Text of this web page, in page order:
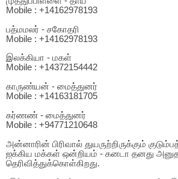
Mobile : +14162978193
பத்மமலர் - சகோதரி
Mobile : +14162978193
இலக்கியா - மகள்
Mobile : +14372154442
காருண்யன் - மைத்துனர்
Mobile : +14163181705
கர்ணண் - மைத்துனர்
Mobile : +94771210648
அன்னாரின் பிரிவால் துயருற்றிருக்கும்
ஐக்கிய மக்கள் ஒன்றியம் - கனடா தனது
தெரிவித்துக்கொள்கிறது.